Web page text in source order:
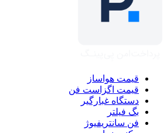
قیمت هواساز
قیمت اگزاست فن
دستگاه غبارگیر
بگ فیلتر
فن سانتریفیوژ